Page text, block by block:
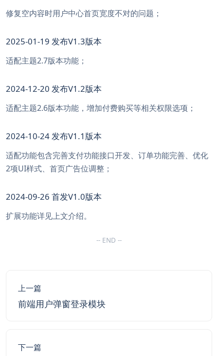
修复空内容时用户中心首页宽度不对的问题；
2025-01-19 发布V1.3版本
适配主题2.7版本功能；
2024-12-20 发布V1.2版本
适配主题2.6版本功能，增加付费购买等相关权限选项；
2024-10-24 发布V1.1版本
适配功能包含完善支付功能接口开发、订单功能完善、优化
2项UI样式、首页广告位调整；
2024-09-26 首发V1.0版本
扩展功能详见上文介绍。
-- END --
上一篇
前端用户弹窗登录模块
下一篇